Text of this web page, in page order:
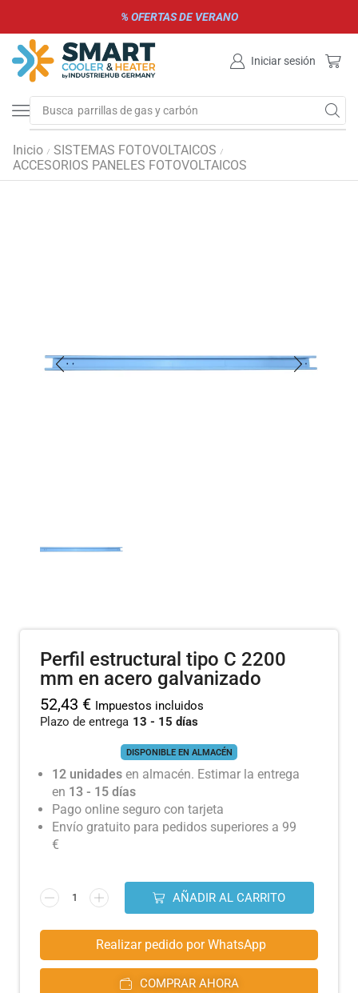
% OFERTAS DE VERANO
Iniciar sesión
Busca parrillas de gas y carbón
Inicio / SISTEMAS FOTOVOLTAICOS /
ACCESORIOS PANELES FOTOVOLTAICOS
Perfil estructural tipo C 2200
mm en acero galvanizado
52,43 € Impuestos incluidos
Plazo de entrega 13 - 15 días
DISPONIBLE EN ALMACÉN
12 unidades en almacén. Estimar la entrega
en 13 - 15 días
Pago online seguro con tarjeta
Envío gratuito para pedidos superiores a 99
€
AÑADIR AL CARRITO
Realizar pedido por WhatsApp
COMPRAR AHORA